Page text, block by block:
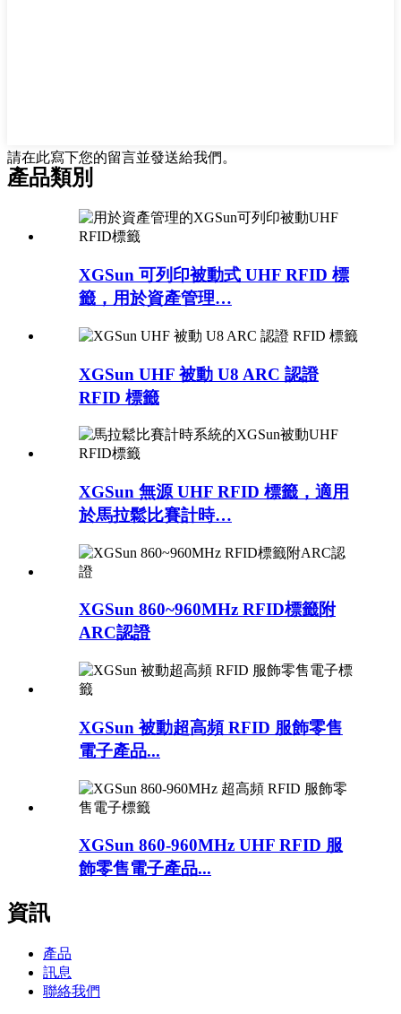
請在此寫下您的留言並發送給我們。
產品類別
XGSun 可列印被動式 UHF RFID 標
籤，用於資產管理…
XGSun UHF 被動 U8 ARC 認證
RFID 標籤
XGSun 無源 UHF RFID 標籤，適用
於馬拉鬆比賽計時…
XGSun 860~960MHz RFID標籤附
ARC認證
XGSun 被動超高頻 RFID 服飾零售
電子產品...
XGSun 860-960MHz UHF RFID 服
飾零售電子產品...
資訊
產品
訊息
聯絡我們